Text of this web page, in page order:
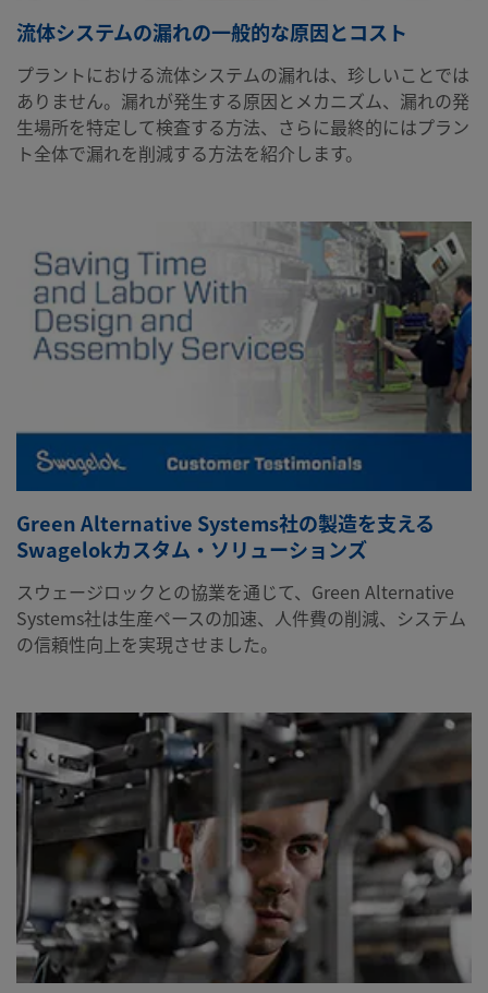
流体システムの漏れの一般的な原因とコスト
プラントにおける流体システムの漏れは、珍しいことでは
ありません。漏れが発生する原因とメカニズム、漏れの発
生場所を特定して検査する方法、さらに最終的にはプラン
ト全体で漏れを削減する方法を紹介します。
Green Alternative Systems社の製造を支える
Swagelokカスタム・ソリューションズ
スウェージロックとの協業を通じて、Green Alternative
Systems社は生産ペースの加速、人件費の削減、システム
の信頼性向上を実現させました。